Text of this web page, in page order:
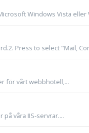
Windows Vista eller
Press to select "Mail,
för vårt webbhotell,...
våra IIS-servrar....